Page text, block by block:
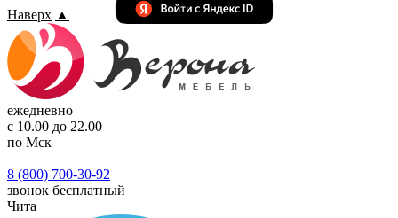
Наверх ▲
ежедневно
с 10.00 до 22.00
по Мск
8 (800) 700-30-92
звонок бесплатный
Чита